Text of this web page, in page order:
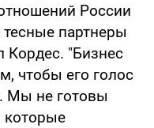
России
партнеры
Кордес. "Бизнес
чтобы его голос
Мы не готовы
которые